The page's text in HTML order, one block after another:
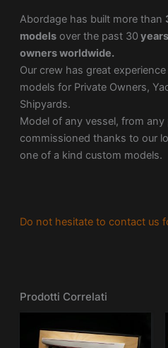
Abordage has built more than
modelsover the past 30 years
owners worldwide.
Our crew has great
models for Private Owners,
Shipyards.
Model of any vessel, from any
commissioned thanks to our
one of a kind custom models.
Do not hesitate to contact us
Prodotti Correlati